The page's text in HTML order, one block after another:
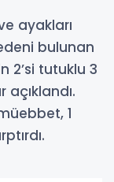
ayakları
bulunan
2’si tutuklu 3
açıklandı.
1